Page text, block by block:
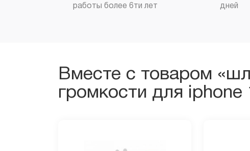
работы более 6ти лет
дней
Вместе с товаром
громкости для iphone